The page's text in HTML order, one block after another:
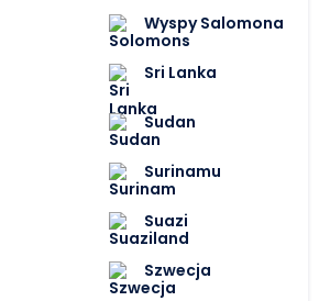
Wyspy Salomona
Sri Lanka
Sudan
Surinamu
Suazi
Szwecja